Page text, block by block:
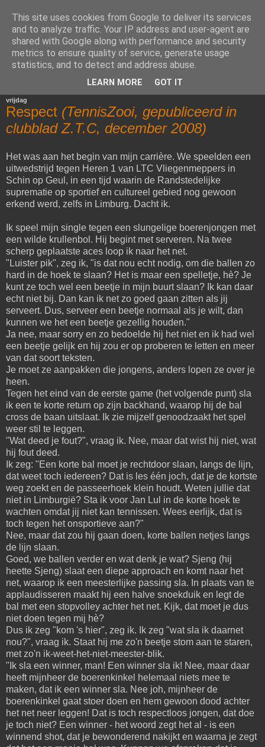
Het Woord van Henk
Voor diegenen die van mijn mening en schrijfsels gediend
vrijdag
Respect (TennisZooi, gepubliceerd in
clubblad Z.T.C, december 2008)
Het was aan het begin van mijn carrière. We speelden een
uitwedstrijd tegen Heren 1 van LTC Vliegenmeppers in
Schin op Geul, in een tijd waarin de Randstedelijke
suprematie op sportief en cultureel gebied nog gewoon
erkend werd, zelfs in Limburg. Dacht ik.
Ik speel mijn single tegen een slungelige boerenjongen met
een wilde krullenbol. Hij begint met serveren. Na twee
scherp geplaatste aces loop ik naar het net.
"Luister pik", zeg ik, "is dat nou echt nodig, om die ballen zo
hard in de hoek te slaan? Het is maar een spelletje, hè? Je
kunt ze toch wel een beetje in mijn buurt slaan? Ik kan daar
echt niet bij. Dan kan ik net zo goed gaan zitten als jij
serveert. Dus, serveer een beetje normaal als je wilt, dan
kunnen we het een beetje gezellig houden."
Ja nee, maar sorry en zo bedoelde hij het niet en ik had wel
een beetje gelijk en hij zou er op proberen te letten en meer
van dat soort teksten.
Je moet ze aanpakken die jongens, anders lopen ze over je
heen.
Tegen het eind van de eerste game (het volgende punt) sla
ik een te korte return op zijn backhand, waarop hij de bal
cross de baan uitslaat. Ik zie mijzelf genoodzaakt het spel
weer stil te leggen.
"Wat deed je fout?", vraag ik. Nee, maar dat wist hij niet, wat
hij fout deed.
Ik zeg: "Een korte bal moet je rechtdoor slaan, langs de lijn,
dat weet toch iedereen? Dat is les één joch, dat je de kortste
weg zoekt en de passeerhoek klein houdt. Weten jullie dat
niet in Limburgië? Sta ik voor Jan Lul in de korte hoek te
wachten omdat jij niet kan tennissen. Wees eerlijk, dat is
toch tegen het onsportieve aan?"
Nee, maar dat zou hij gaan doen, korte ballen netjes langs
de lijn slaan.
Goed, we ballen verder en wat denk je wat? Sjeng (hij
heette Sjeng) slaat een diepe approach en komt naar het
net, waarop ik een meesterlijke passing sla. In plaats van te
applaudisseren maakt hij een halve snoekduik en legt de
bal met een stopvolley achter het net. Kijk, dat moet je dus
niet doen tegen mij hè?
Dus ik zeg "kom 's hier", zeg ik. Ik zeg "wat sla ik daarnet
nou?", vraag ik. Staat hij me zo'n beetje stom aan te staren,
met zo'n ik-weet-het-niet-meester-blik.
"Ik sla een winner, man! Een winner sla ik! Nee, maar daar
heeft mijnheer de boerenkinkel helemaal niets mee te
maken, dat ik een winner sla. Nee joh, mijnheer de
boerenkinkel gaat stoer doen en hem gewoon dood achter
het net neer leggen! Dat is toch respectloos jongen, dat doe
je toch niet? Een winner - het woord zegt het al - is een
winnend shot, dat je bewonderend nakijkt en waarna je zegt
This site uses cookies from Google to deliver its services
and to analyze traffic. Your IP address and user-agent are
shared with Google along with performance and security
metrics to ensure quality of service, generate usage
statistics, and to detect and address abuse.
LEARN MORE GOT IT